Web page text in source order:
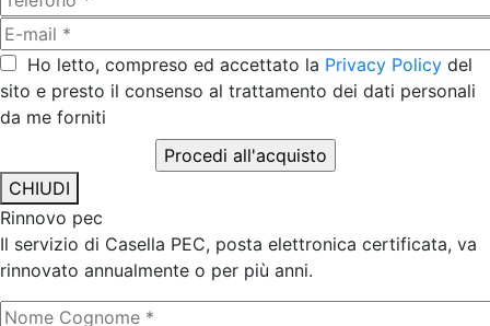
Ho letto, compreso ed accettato la Privacy Policy del
sito e presto il consenso al trattamento dei dati personali
da me forniti
CHIUDI
Rinnovo pec
Il servizio di Casella PEC, posta elettronica certificata, va
rinnovato annualmente o per più anni.